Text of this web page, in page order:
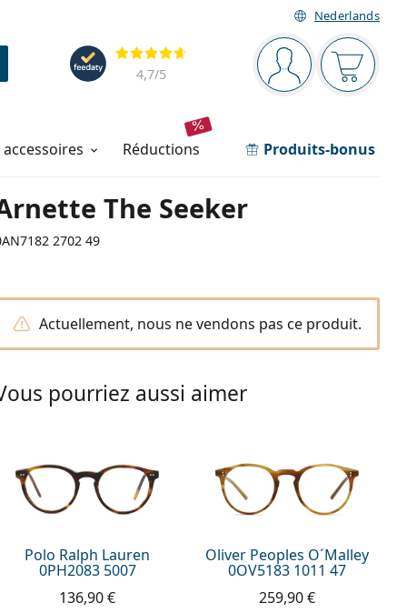
Nederlands
Barre de navigation
Vous êtesVotre
Évaluation
4,7/5
réductions Produits-bonus
The Seeker
2702 49
Actuellement, nous ne vendons pas ce produit.
pourriez aussi aimer
Polo Ralph Lauren
0PH2083 5007
136,90 €
Oliver Peoples O´Malley
0OV5183 1011 47
259,90 €